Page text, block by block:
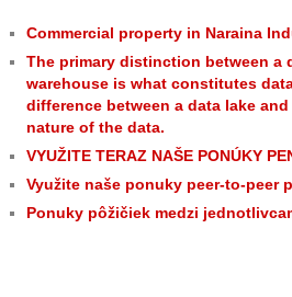
Commercial property in Naraina
The primary distinction between a
warehouse is what constitutes
difference between a data lake
nature of the data.
VYUŽITE TERAZ NAŠE PONÚKY
Využite naše ponuky peer-to-peer
Ponuky pôžičiek medzi